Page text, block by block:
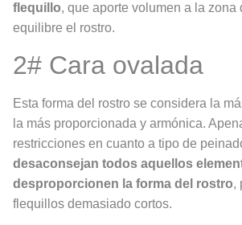
flequillo, que aporte volumen a la zona
equilibre el rostro.
2# Cara ovalada
Esta forma del rostro se considera la
la más proporcionada y armónica.
restricciones en cuanto a tipo de
desaconsejan todos aquellos
desproporcionen la forma del rostro,
flequillos demasiado cortos.